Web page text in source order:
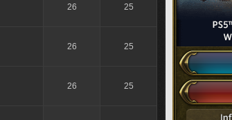
26 25
26 25
26 25